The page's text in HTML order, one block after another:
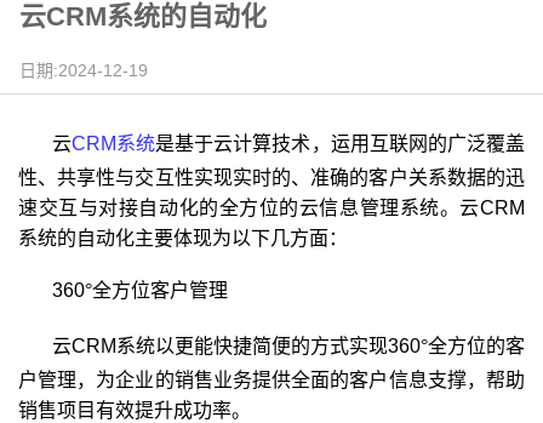
云CRM系统的自动化
日期:2024-12-19
云CRM系统是基于云计算技术，运用互联网的广泛覆盖
性、共享性与交互性实现实时的、准确的客户关系数据的迅
速交互与对接自动化的全方位的云信息管理系统。云CRM
系统的自动化主要体现为以下几方面：
360°全方位客户管理
云CRM系统以更能快捷简便的方式实现360°全方位的客
户管理，为企业的销售业务提供全面的客户信息支撑，帮助
销售项目有效提升成功率。